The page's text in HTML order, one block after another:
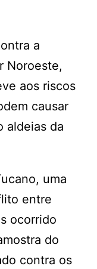
a
Noroeste,
aos riscos
causar
aldeias da
uma
entre
ocorrido
do
contra os